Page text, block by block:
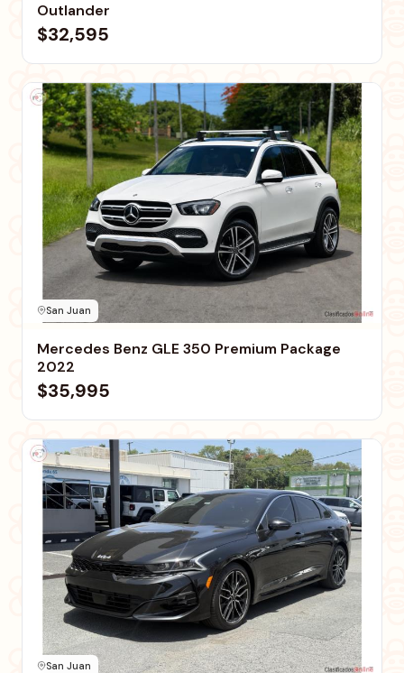
Outlander
$32,595
San Juan
Mercedes Benz GLE 350 Premium Package
2022
$35,995
San Juan